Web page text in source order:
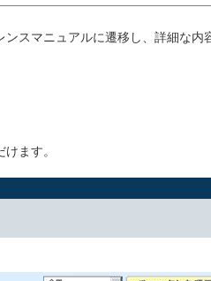
スマニュアルに遷移し、詳細な内
ます。